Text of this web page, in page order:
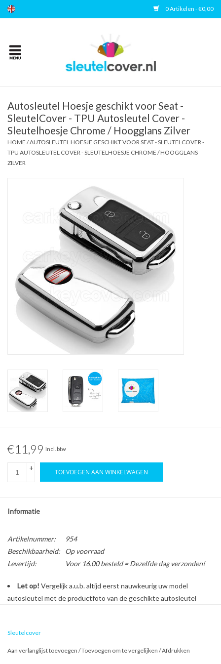
0 Artikelen - €0,00
Home
Accessoires
Veelgestelde vragen
Autosleutel Hoesje geschikt voor Seat -
SleutelCover - TPU Autosleutel Cover -
Sleutelhoesje Chrome / Hoogglans Zilver
HOME /AUTOSLEUTEL HOESJE GESCHIKT VOOR SEAT - SLEUTELCOVER -
TPU AUTOSLEUTEL COVER - SLEUTELHOESJE CHROME / HOOGGLANS
ZILVER
€11,99 Incl. btw
+
-
TOEVOEGEN AAN WINKELWAGEN
Informatie
Artikelnummer:
954
Beschikbaarheid:
Op voorraad
Levertijd:
Voor 16.00 besteld = Dezelfde dag verzonden!
Let op! Vergelijk a.u.b. altijd eerst nauwkeurig uw model
autosleutel met de productfoto van de geschikte autosleutel
Sleutelcover
Aan verlanglijst toevoegen /Toevoegen om te vergelijken /Afdrukken